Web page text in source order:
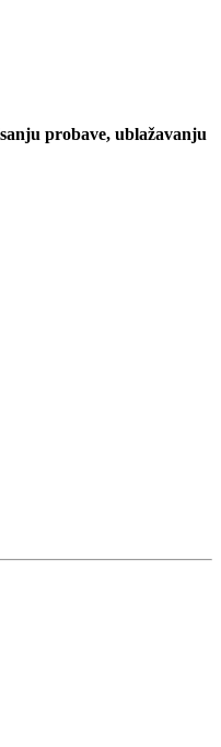
probave, ublažavanju